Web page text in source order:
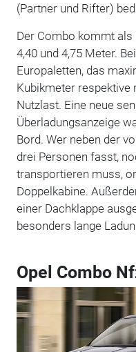
(Partner und Rifter)
Der Combo kommt als
4,40 und 4,75 Meter.
Europaletten, das
Kubikmeter respektive
Nutzlast. Eine neue
Überladungsanzeige
Bord. Wer neben der
drei Personen fasst,
transportieren muss,
Doppelkabine.
einer Dachklappe
besonders lange
Opel Combo